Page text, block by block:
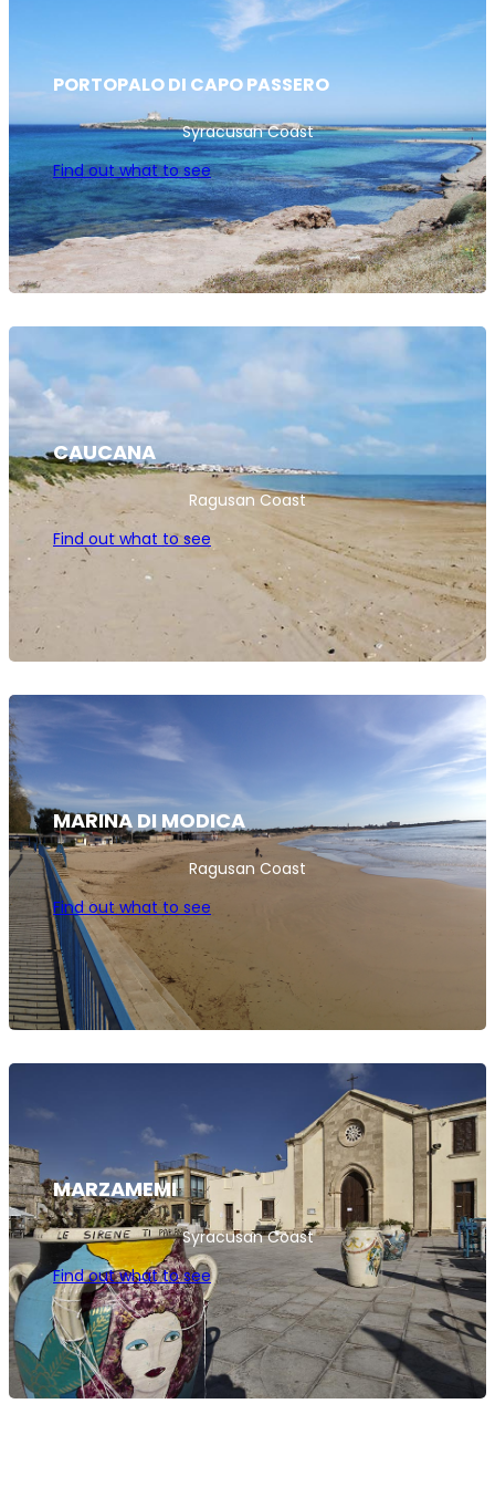
PORTOPALO DI CAPO PASSERO
Syracusan Coast
Find out what to see
CAUCANA
Ragusan Coast
Find out what to see
MARINA DI MODICA
Ragusan Coast
Find out what to see
MARZAMEMI
Syracusan Coast
Find out what to see